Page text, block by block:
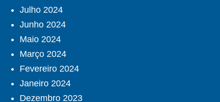
Julho 2024
Junho 2024
Maio 2024
Março 2024
Fevereiro 2024
Janeiro 2024
Dezembro 2023